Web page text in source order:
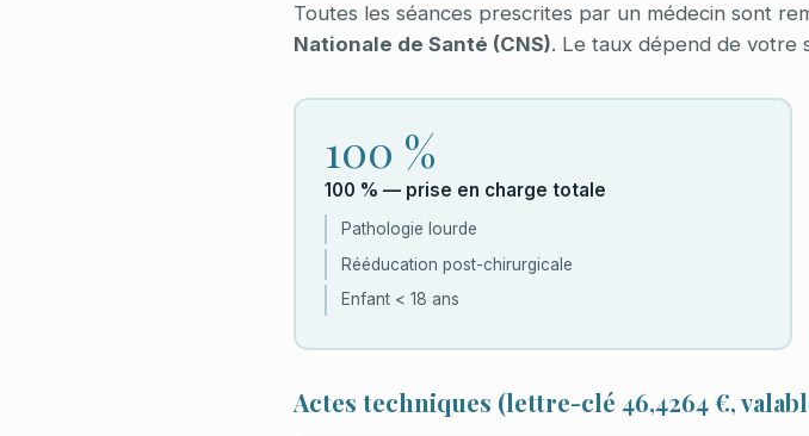
Toutes les séances prescrites par un médecin sont
Nationale de Santé (CNS). Le taux dépend de votre
100 %
100 % — prise en charge totale
Pathologie lourde
Rééducation post-chirurgicale
Enfant < 18 ans
Actes techniques (lettre-clé 46,4264 €,